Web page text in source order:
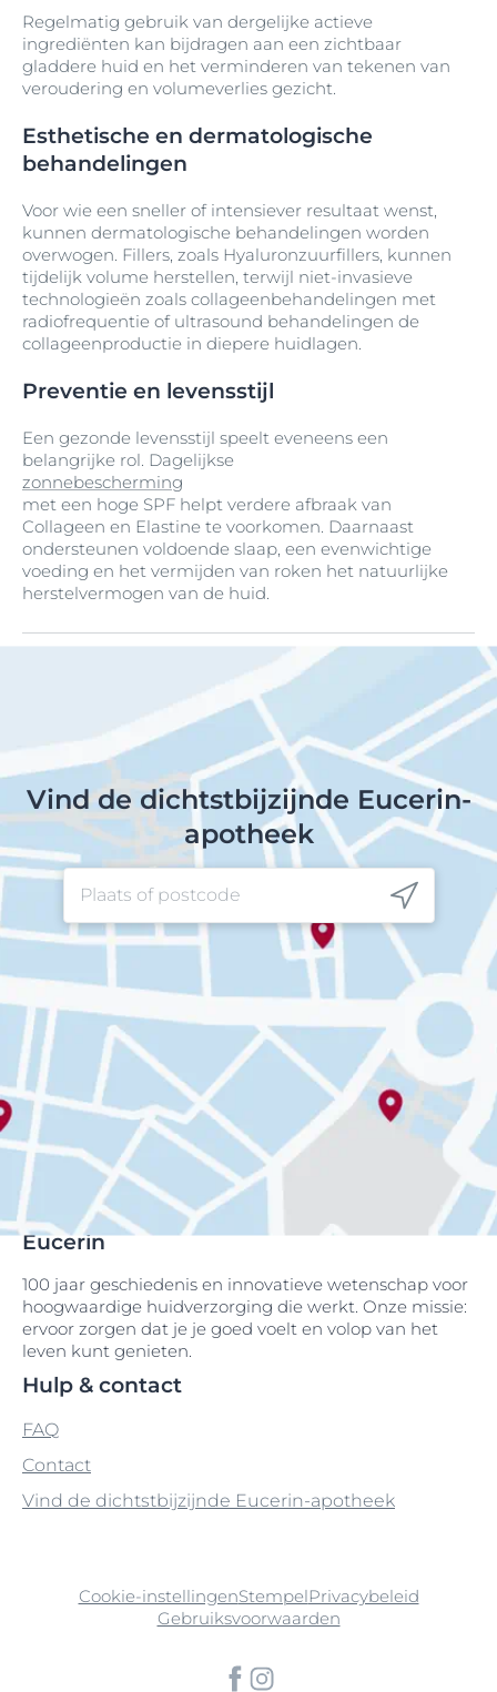
Regelmatig gebruik van dergelijke actieve
ingrediënten kan bijdragen aan een zichtbaar
gladdere huid en het verminderen van tekenen van
veroudering en volumeverlies gezicht.
Esthetische en dermatologische
behandelingen
Voor wie een sneller of intensiever resultaat wenst,
kunnen dermatologische behandelingen worden
overwogen. Fillers, zoals Hyaluronzuurfillers, kunnen
tijdelijk volume herstellen, terwijl niet-invasieve
technologieën zoals collageenbehandelingen met
radiofrequentie of ultrasound behandelingen de
collageenproductie in diepere huidlagen.
Preventie en levensstijl
Een gezonde levensstijl speelt eveneens een
belangrijke rol. Dagelijkse
zonnebescherming
met een hoge SPF helpt verdere afbraak van
Collageen en Elastine te voorkomen. Daarnaast
ondersteunen voldoende slaap, een evenwichtige
voeding en het vermijden van roken het natuurlijke
herstelvermogen van de huid.
Vind de dichtstbijzijnde Eucerin-
apotheek
Eucerin
100 jaar geschiedenis en innovatieve wetenschap voor
hoogwaardige huidverzorging die werkt. Onze missie:
ervoor zorgen dat je je goed voelt en volop van het
leven kunt genieten.
Hulp & contact
FAQ
Contact
Vind de dichtstbijzijnde Eucerin-apotheek
Cookie-instellingenStempelPrivacybeleid
Gebruiksvoorwaarden